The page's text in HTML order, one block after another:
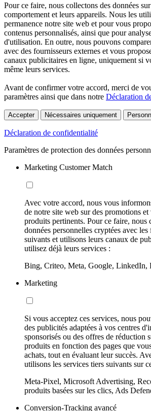
Pour ce faire, nous collectons des données
comportement et leurs appareils. Nous les
permanence notre site web et pour vous
contenus personnalisés, ainsi que pour
d'utilisation. En outre, nous pouvons
avec des fournisseurs externes et vous
canaux publicitaires en ligne, uniquement si
même leurs services.
Avant de confirmer votre accord, merci de
paramètres ainsi que dans notre Déclaration
Accepter Nécessaires uniquement
Déclaration de confidentialité
Paramètres de protection des données
Marketing Customer Match
Avec votre accord, nous vous
de notre site web sur des promotions
produits pertinents. Pour ce faire, nous
données personnelles cryptées avec
suivants et utilisons leurs canaux de
utilisez déjà leurs services :
Bing, Criteo, Meta, Google, LinkedIn,
Marketing
Si vous acceptez ces services, nous
des publicités adaptées à vos centres
sponsorisés ou des offres de réduction
produits en fonction des pages que
achats, tout en évaluant leur succès.
utilisons les services tiers suivants sur
Meta-Pixel, Microsoft Advertising,
produits basées sur les clics, Ads
Conversion-Tracking avancé